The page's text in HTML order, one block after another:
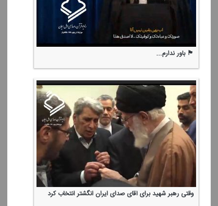
🏴 باور ندارم...
وقتی رهبر شهید برای آقای صدای ایران انگشتر انتخاب كرد